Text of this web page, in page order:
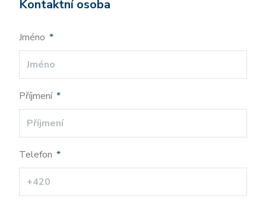
Kontaktní osoba
Jméno *
Příjmení *
Telefon *